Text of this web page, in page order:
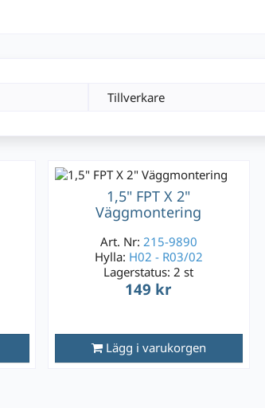
Tillverkare
1,5" FPT X 2"
Väggmontering
Art. Nr: 215-9890
Hylla: H02 - R03/02
Lagerstatus:2 st
149 kr
Lägg i varukorgen